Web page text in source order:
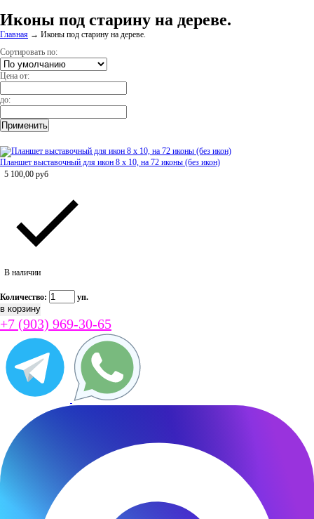
Иконы под старину на дереве.
Главная → Иконы под старину на дереве.
Сортировать по:
Цена от:
до:
Планшет выставочный для икон 8 х 10, на 72 иконы (без икон)
5 100,00 руб
В наличии
Количество: уп.
+7 (903) 969-30-65